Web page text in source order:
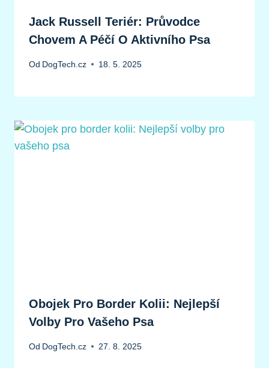
Jack Russell Teriér: Průvodce
Chovem A Péčí O Aktivního Psa
Od DogTech.cz 18. 5. 2025
Obojek Pro Border Kolii: Nejlepší
Volby Pro Vašeho Psa
Od DogTech.cz 27. 8. 2025